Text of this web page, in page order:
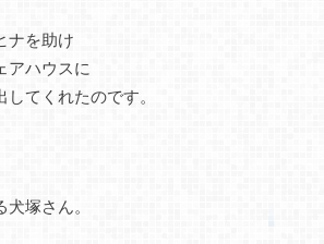
ナを助け
アハウスに
てくれたのです。
塚さん。